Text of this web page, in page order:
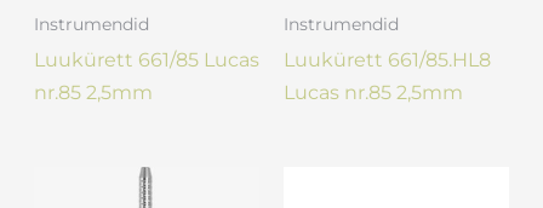
Instrumendid
Luukürett 661/85 Lucas
nr.85 2,5mm
Instrumendid
Luukürett 661/85.HL8
Lucas nr.85 2,5mm